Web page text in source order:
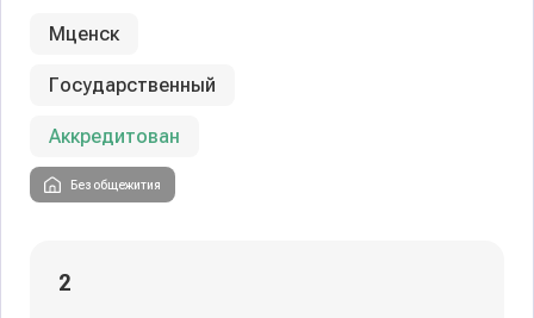
Мценск
Государственный
Аккредитован
Без общежития
2